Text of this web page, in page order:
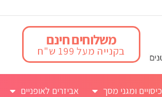
משלוחים חינם
בקנייה מעל 199 ש"ח
כיסויים ומגני מסך אביזרים לאופניים